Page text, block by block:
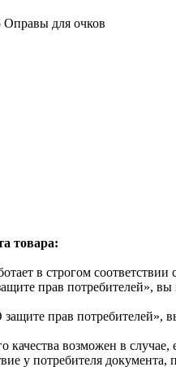
Оправы для очков
товара:
в строгом
прав потребителей»,
прав потребителей»,
качества возможен в
у потребителя